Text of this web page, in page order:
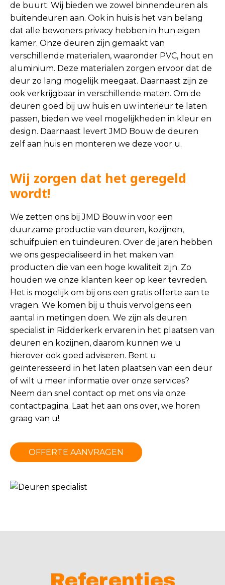
de buurt. Wij bieden we zowel binnendeuren als
buitendeuren aan. Ook in huis is het van belang
dat alle bewoners privacy hebben in hun eigen
kamer. Onze deuren zijn gemaakt van
verschillende materialen, waaronder PVC, hout en
aluminium. Deze materialen zorgen ervoor dat de
deur zo lang mogelijk meegaat. Daarnaast zijn ze
ook verkrijgbaar in verschillende maten. Om de
deuren goed bij uw huis en uw interieur te laten
passen, bieden we veel mogelijkheden in kleur en
design. Daarnaast levert JMD Bouw de deuren
zelf aan huis en monteren we deze voor u.
Wij zorgen dat het geregeld
wordt!
We zetten ons bij JMD Bouw in voor een
duurzame productie van deuren, kozijnen,
schuifpuien en tuindeuren. Over de jaren hebben
we ons gespecialiseerd in het maken van
producten die van een hoge kwaliteit zijn. Zo
houden we onze klanten keer op keer tevreden.
Het is mogelijk om bij ons een gratis offerte aan te
vragen. We komen bij u thuis vervolgens een
aantal in metingen doen. We zijn als deuren
specialist in Ridderkerk ervaren in het plaatsen van
deuren en kozijnen, daarom kunnen we u
hierover ook goed adviseren. Bent u
geïnteresseerd in het laten plaatsen van een deur
of wilt u meer informatie over onze services?
Neem dan snel contact op met ons via onze
contactpagina. Laat het aan ons over, we horen
graag van u!
OFFERTE AANVRAGEN